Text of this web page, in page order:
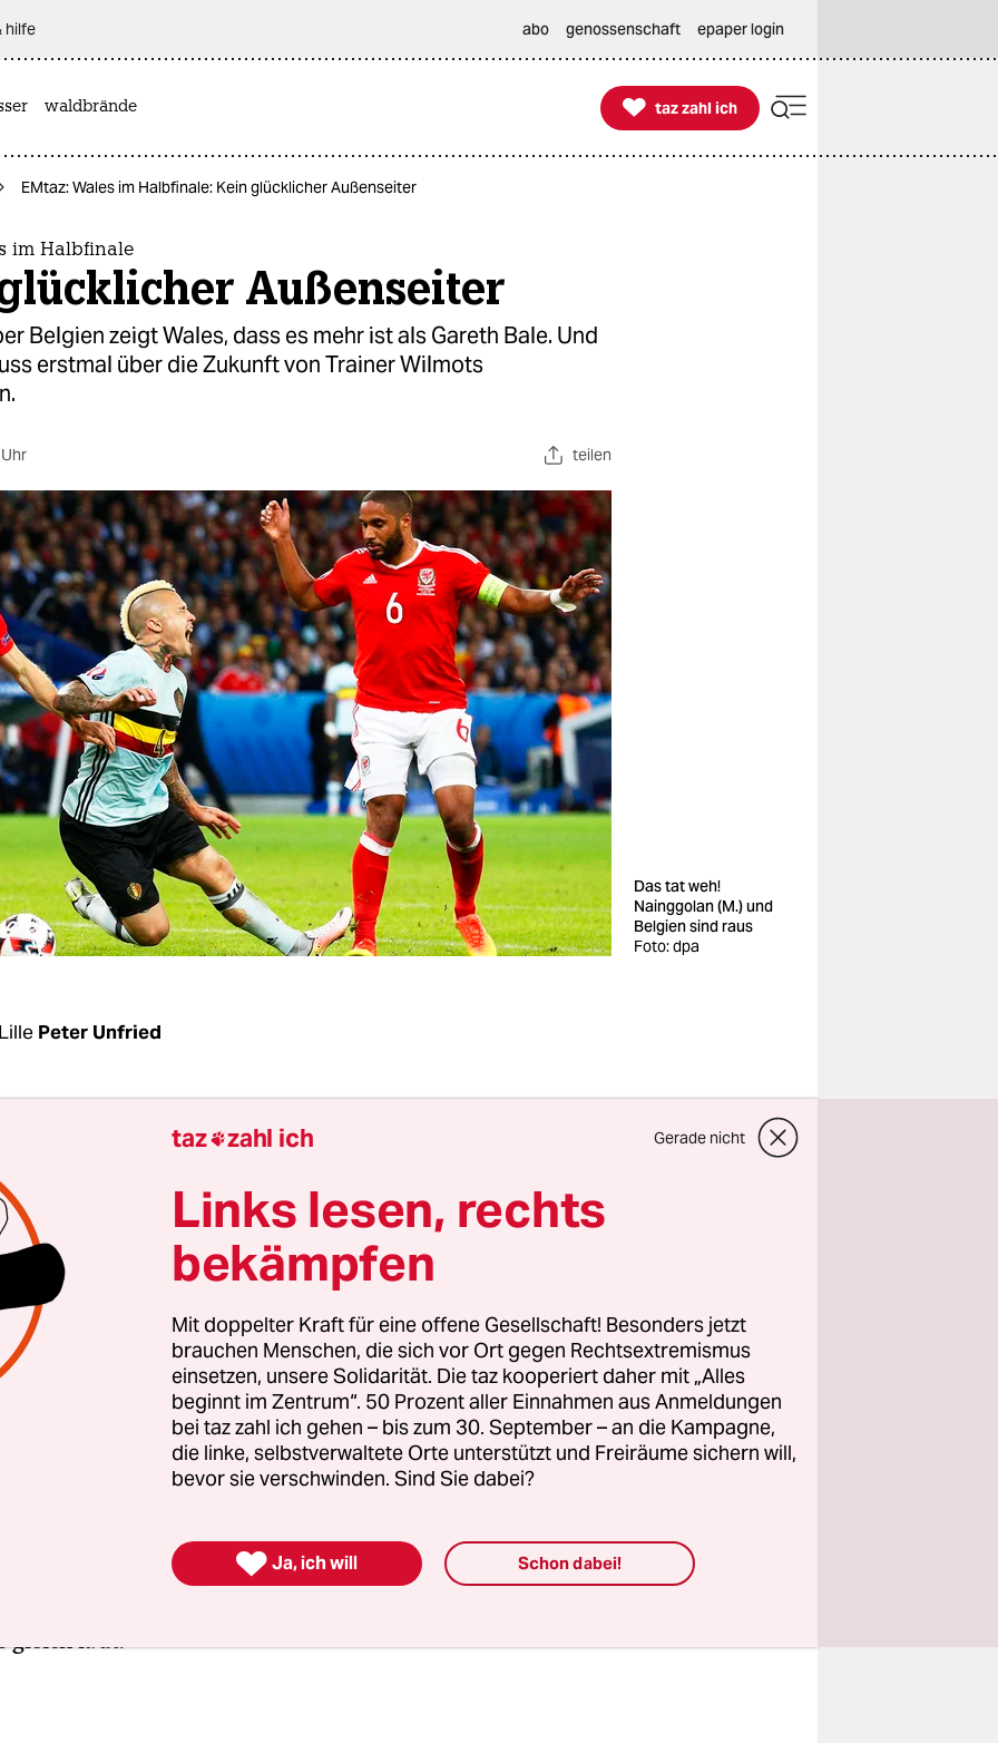
hilfe abo genossenschaft epaper login
waldbrände 
taz zahl ich
taz zahl ich
EMtaz: Wales im Halbfinale: Kein glücklicher Außenseiter
im Halbfinale
Außenseiter
Belgien zeigt Wales, dass es mehr ist als Gareth Bale. Und
erstmal über die Zukunft von Trainer Wilmots
teilen
Das tat weh!
Nainggolan (M.) und
Belgien sind raus
Foto: dpa
Peter Unfried
gilt den Isländern, aber das kann am
sein. Die Waliser dagegen stehen nach der
Nacht von Lille definitiv im Halbfinale dieser Fußball-
aber gar nicht mehr so heiß, auch eine Geschichte vom
glücklichen Außenseiter abzugeben. Selbstverständlich
dem 3:1 über die hochfavorisierten Belgier auf „Wolke
Torschütze Hal Robson-Kanu sagte. Aber viele Versuche,
in den Mund zu legen, ob sie denn davon geträumt
es schon realisieren könnten, ließen sie ins Leere laufen
Angriffe der Belgier.
Mitfavorit. Fifa-Weltranglistenzweiter. Was soll man
war, sondern europäische Realität. Die Stadt liegt in
und Flandern und bildet mit belgischen Grenzstädten
gleich laut.
taz zahl ich Gerade nicht
Links lesen, rechts
bekämpfen
Mit doppelter Kraft für eine offene Gesellschaft! Besonders jetzt
brauchen Menschen, die sich vor Ort gegen Rechtsextremismus
einsetzen, unsere Solidarität. Die taz kooperiert daher mit „Alles
beginnt im Zentrum“. 50 Prozent aller Einnahmen aus Anmeldungen
bei taz zahl ich gehen – bis zum 30. September – an die Kampagne,
die linke, selbstverwaltete Orte unterstützt und Freiräume sichern will,
bevor sie verschwinden. Sind Sie dabei?
 Ja, ich will Schon dabei!